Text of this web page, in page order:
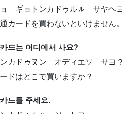
ョ ギョトンカドゥルㇽ サヤヘヨ
カードを買わないといけません。
카드는 어디에서 사요?
ンカドゥヌン オディエソ サヨ？
ドはどこで買いますか？
카드를 주세요.